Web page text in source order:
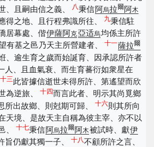
、且嗣由信之義、
八 秉信阿烏拉爾 阿木
得之地、且行程弗識所往、 九秉信駐
居幕處、偕伊薩阿克亞适烏均係主所許
有基之邑乃天主所營建者、 十一薩拉爾
、逾生育之歲而始誕育、因承認所許者
人、且血氣衰、而生育蕃衍如衆星在
十三此皆據信逝世未得所許、第遙望而欣
為逆旅、 十四而言此者、明示其尚覓鄉
所出故鄉、則尅期可歸、 十六則其所向
天境、是故天主自稱為彼主宰、亦不以
、 十七秉信阿烏拉爾 阿木被試時、獻伊
旨仍獻其獨一子、 十八不顧所許之言、